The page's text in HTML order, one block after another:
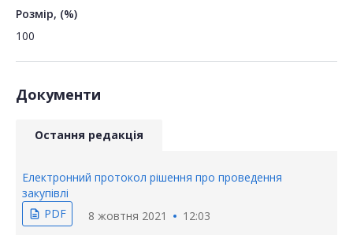
Розмір, (%)
100
Документи
Остання редакція
Електронний протокол рішення про проведення
закупівлі
description PDF 8 жовтня 2021 12:03